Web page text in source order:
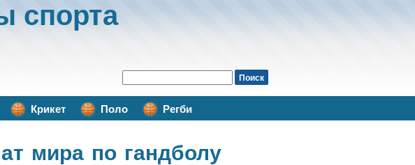
спорта
Крикет Поло Регби
мира по гандболу